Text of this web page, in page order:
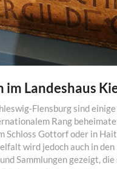
im Landeshaus
Flensburg sind
Rang
Schloss Gottorf oder in
wird jedoch auch in den
Sammlungen gezeigt, die